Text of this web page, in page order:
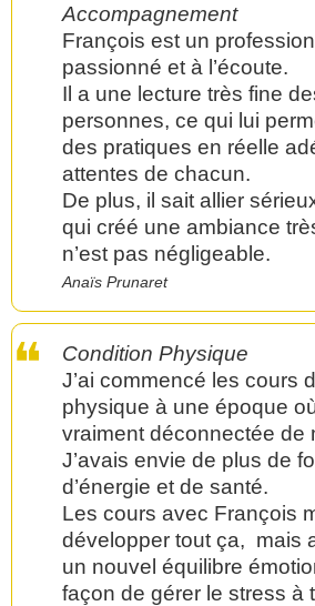
Accompagnement
François est un
passionné et à l’écoute.
Il a une lecture très fine
personnes, ce qui lui
des pratiques en réelle
attentes de chacun.
De plus, il sait allier
qui créé une ambiance
n’est pas négligeable.
Anaïs Prunaret
Condition Physique
J’ai commencé les cours
physique à une époque
vraiment déconnectée de
J’avais envie de plus de
d’énergie et de santé.
Les cours avec François
développer tout ça, mais
un nouvel équilibre
façon de gérer le stress à